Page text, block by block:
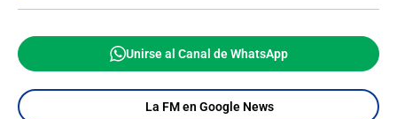
Unirse al Canal de WhatsApp
La FM en Google News